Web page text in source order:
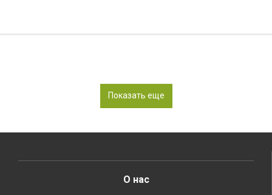
Показать еще
О нас